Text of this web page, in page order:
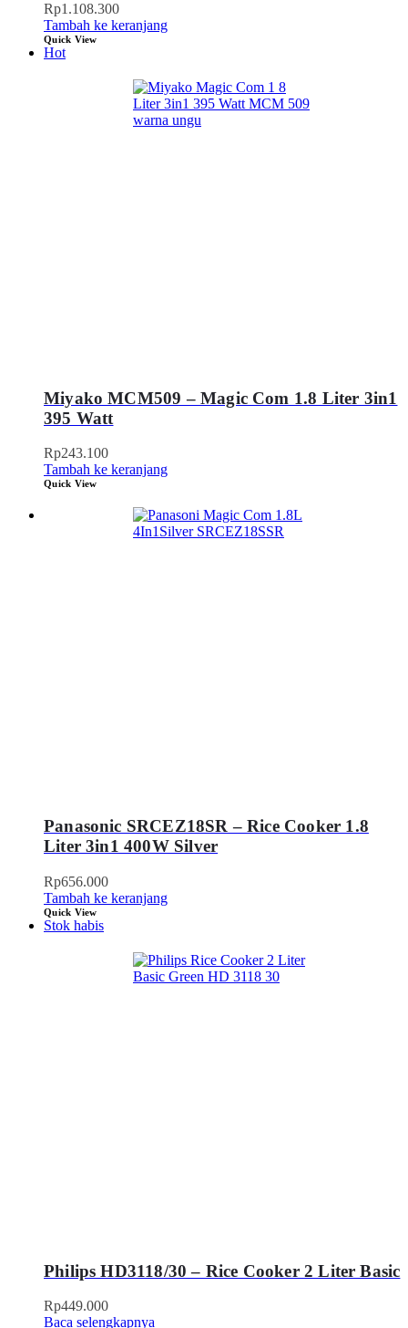
Rp1.108.300
Tambah ke keranjang
Quick View
Hot
Miyako MCM509 – Magic Com 1.8 Liter 3in1
395 Watt
Rp243.100
Tambah ke keranjang
Quick View
Panasonic SRCEZ18SR – Rice Cooker 1.8
Liter 3in1 400W Silver
Rp656.000
Tambah ke keranjang
Quick View
Stok habis
Philips HD3118/30 – Rice Cooker 2 Liter Basic
Rp449.000
Baca selengkapnya